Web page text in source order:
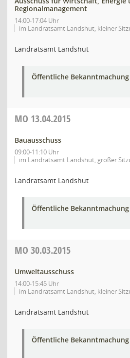
Regionalmanagement
14:00-17:04 Uhr
im Landratsamt Landshut, kleiner
Landratsamt Landshut
Öffentliche Bekanntmachung
MO 13.04.2015
Bauausschuss
09:00-11:10 Uhr
im Landratsamt Landshut, großer
Landratsamt Landshut
Öffentliche Bekanntmachung
MO 30.03.2015
Umweltausschuss
14:00-15:45 Uhr
im Landratsamt Landshut, kleiner
Landratsamt Landshut
Öffentliche Bekanntmachung